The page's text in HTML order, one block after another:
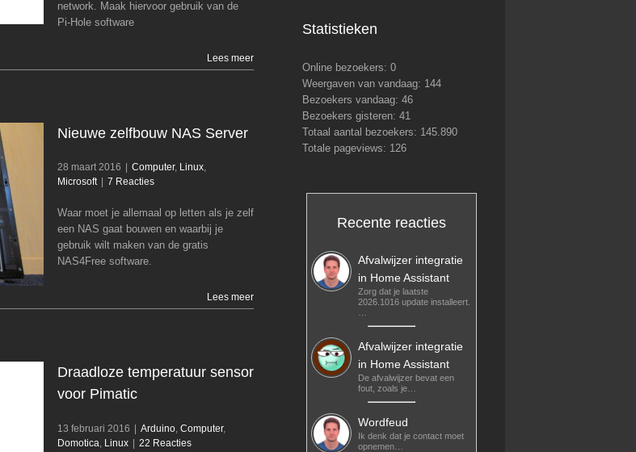
network. Maak hiervoor gebruik van de
Pi-Hole software
Lees meer
Nieuwe zelfbouw NAS Server
Computer Linux Microsoft
Nieuwe zelfbouw NAS Server
28 maart 2016 Computer, Linux,
Microsoft
7 Reacties
Waar moet je allemaal op letten als je zelf
een NAS gaat bouwen en waarbij je
gebruik wilt maken van de gratis
NAS4Free software.
Lees meer
Draadloze temperatuur sensor
voor Pimatic
13 februari 2016 Arduino, Computer,
Domotica, Linux 22 Reacties
Statistieken
Online bezoekers:0
Weergaven van vandaag: 144
Bezoekers vandaag:46
Bezoekers gisteren:41
Totaal aantal bezoekers: 145.890
Totale pageviews: 126
Recente reacties
Afvalwijzer integratie
in Home Assistant
Zorg dat je laatste
2026.1016 update installeert.
Afvalwijzer integratie
in Home Assistant
De afvalwijzer bevat een
fout, zoals je…
Wordfeud
Ik denk dat je contact moet
opnemen…